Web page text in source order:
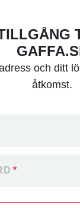
och ditt
åtkomst.
*